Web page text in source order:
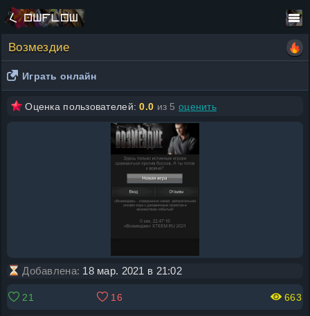
Возмездие
Играть онлайн
Оценка пользователей:0.0 из 5 оценить
Добавлена: 18 мар. 2021 в 21:02
21 16 663